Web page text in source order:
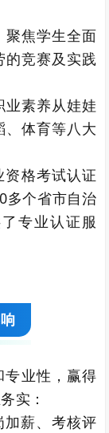
聚焦学生全面
的竞赛及实践
素养从娃娃
、体育等八大
资格考试认证
多个省市自治
专业认证服
专业性，赢得
实：
薪、考核评